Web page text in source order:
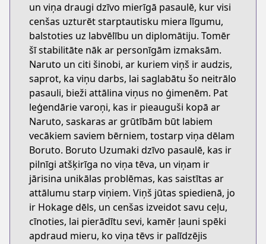
un viņa draugi dzīvo mierīgā pasaulē, kur visi
cenšas uzturēt starptautisku miera līgumu,
balstoties uz labvēlību un diplomātiju. Tomēr
šī stabilitāte nāk ar personīgām izmaksām.
Naruto un citi šinobi, ar kuriem viņš ir audzis,
saprot, ka viņu darbs, lai saglabātu šo neitrālo
pasauli, bieži attālina viņus no ģimenēm. Pat
leģendārie varoņi, kas ir pieauguši kopā ar
Naruto, saskaras ar grūtībām būt labiem
vecākiem saviem bērniem, tostarp viņa dēlam
Boruto. Boruto Uzumaki dzīvo pasaulē, kas ir
pilnīgi atšķirīga no viņa tēva, un viņam ir
jārisina unikālas problēmas, kas saistītas ar
attālumu starp viņiem. Viņš jūtas spiedienā, jo
ir Hokage dēls, un cenšas izveidot savu ceļu,
cīnoties, lai pierādītu sevi, kamēr ļauni spēki
apdraud mieru, ko viņa tēvs ir palīdzējis